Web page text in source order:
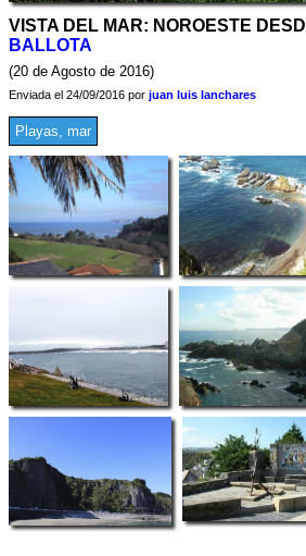
VISTA DEL MAR: NOROESTE
BALLOTA
(20 de Agosto de 2016)
Enviada el 24/09/2016 por juan luis lanchares
Playas, mar